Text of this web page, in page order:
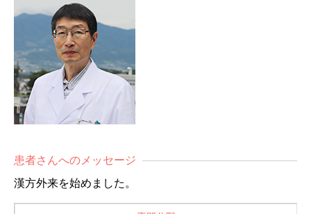
患者さんへのメッセージ
漢方外来を始めました。